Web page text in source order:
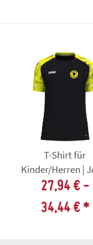
T-Shirt für
Kinder/Herren |
Sonic |
schwarz/
Sprötauer SV
27,94 € -
34,44 € *